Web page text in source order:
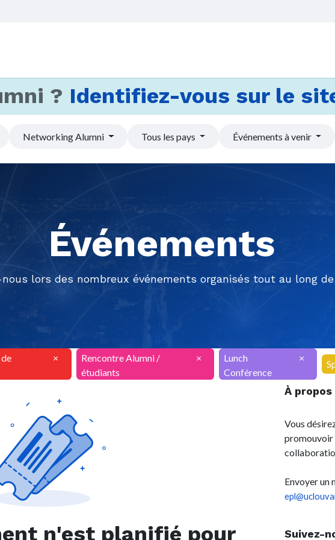
? Identifiez-vous sur le
Networking Alumni Tous les pays Événements à venir
Événements
nous lors des nombreux événements organisés tout au long
×
Rencontre Alumni /
étudiants
×
Lunch
Conférence
×
n'est planifié pour
À propos
Vous
promouvoir
Envoyer un
Suivez-